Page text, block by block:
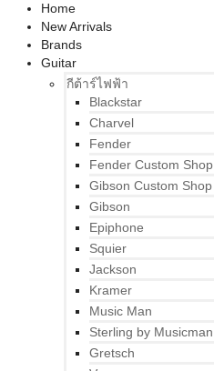
Home
New Arrivals
Brands
Guitar
กีต้าร์ไฟฟ้า
Blackstar
Charvel
Fender
Fender Custom Shop
Gibson Custom Shop
Gibson
Epiphone
Squier
Jackson
Kramer
Music Man
Sterling by Musicman
Gretsch